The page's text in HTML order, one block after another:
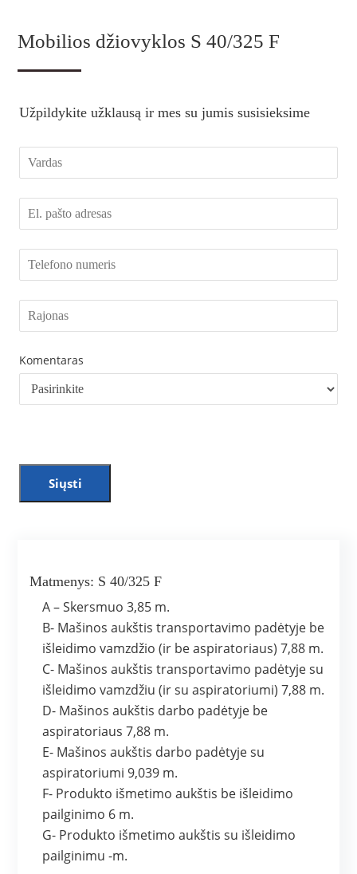
Mobilios džiovyklos S 40/325 F
Užpildykite užklausą ir mes su jumis susisieksime
Komentaras
Siųsti
Matmenys: S 40/325 F
A – Skersmuo 3,85 m.
B- Mašinos aukštis transportavimo padėtyje be
išleidimo vamzdžio (ir be aspiratoriaus) 7,88 m.
C- Mašinos aukštis transportavimo padėtyje su
išleidimo vamzdžiu (ir su aspiratoriumi) 7,88 m.
D- Mašinos aukštis darbo padėtyje be
aspiratoriaus 7,88 m.
E- Mašinos aukštis darbo padėtyje su
aspiratoriumi 9,039 m.
F- Produkto išmetimo aukštis be išleidimo
pailginimo 6 m.
G- Produkto išmetimo aukštis su išleidimo
pailginimu -m.